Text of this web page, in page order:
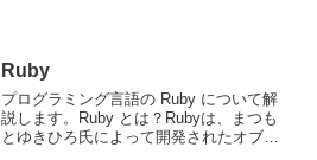
や権限を定めたものであ...
Ruby
プログラミング言語の Ruby について解
説します。Ruby とは？Rubyは、まつも
とゆきひろ氏によって開発されたオブジ